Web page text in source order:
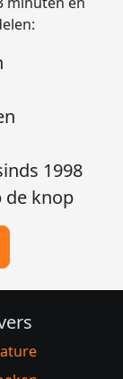
1998
de knop